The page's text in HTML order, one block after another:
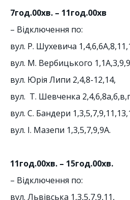
7год.00хв. – 11год.00хв
– Відключення по:
вул. Р. Шухевича
вул. М. Вербицького
вул. Юрія Липи 2,4,8-12,14,
вул. Т. Шевченка
вул. С. Бандери
вул. І. Мазепи 1,3,5,7,9,9А.
11год.00хв. – 15год.00хв.
– Відключення по:
вул. Львівська 1,3,5,7,9,11,